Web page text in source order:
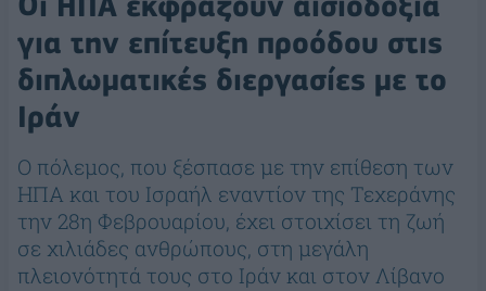
για την επίτευξη προόδου στις
διπλωματικές διεργασίες με το
Ιράν
Ο πόλεμος, που ξέσπασε με την επίθεση των
ΗΠΑ και του Ισραήλ εναντίον της Τεχεράνης
την 28η Φεβρουαρίου, έχει στοιχίσει τη ζωή
σε χιλιάδες ανθρώπους, στη μεγάλη
πλειονότητά τους στο Ιράν και στον Λίβανο